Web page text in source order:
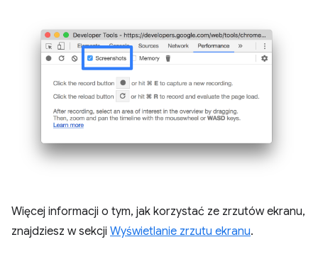
Więcej informacji o tym, jak korzystać ze zrzutów ekranu,
znajdziesz w sekcji Wyświetlanie zrzutu ekranu.